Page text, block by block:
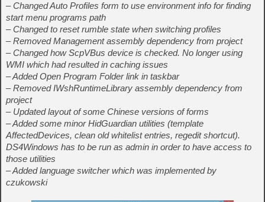
– Changed Auto Profiles form to use environment info for finding
start menu programs path
– Changed to reset rumble state when switching profiles
– Removed Management assembly dependency from project
– Changed how ScpVBus device is checked. No longer using
WMI which had resulted in caching issues
– Added Open Program Folder link in taskbar
– Removed IWshRuntimeLibrary assembly dependency from
project
– Updated layout of some Chinese versions of forms
– Added some minor HidGuardian utilities (template
AffectedDevices, clean old whitelist entries, regedit shortcut).
DS4Windows has to be run as admin in order to have access to
those utilities
– Added language switcher which was implemented by
czukowski